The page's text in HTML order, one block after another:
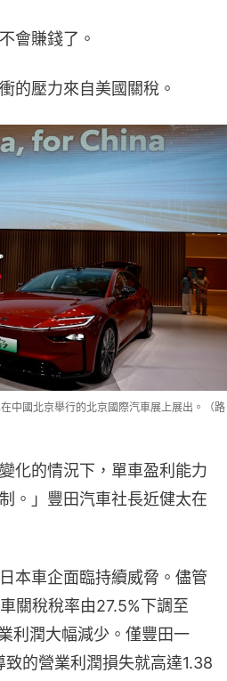
會賺錢了。
的壓力來自美國關稅。
中國北京舉行的北京國際汽車展上展出。（路
化的情況下，單車盈利能力
。」豐田汽車社長近健太在
本車企面臨持續威脅。儘管
關稅稅率由27.5%下調至
利潤大幅減少。僅豐田一
的營業利潤損失就高達1.38